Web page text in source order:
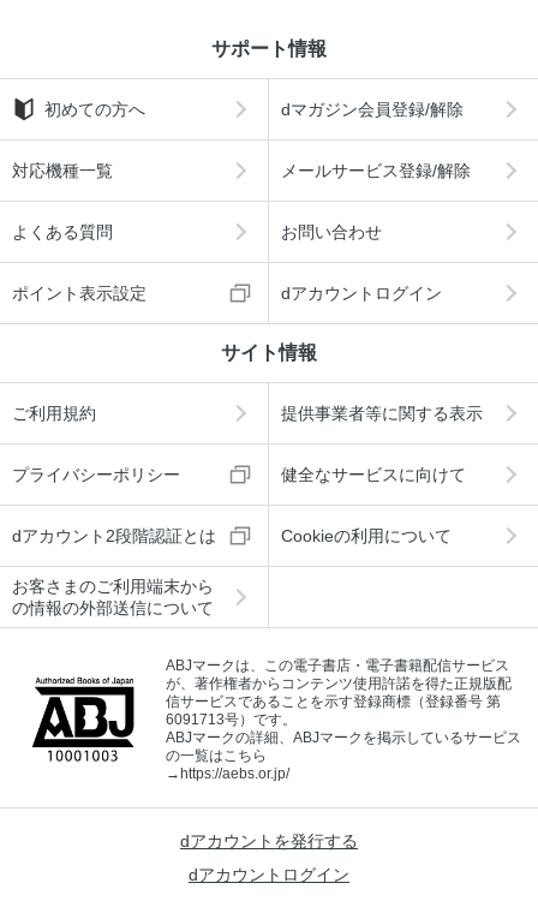
サポート情報
初めての方へ dマガジン会員登録/解除
対応機種一覧 メールサービス登録/解除
よくある質問 お問い合わせ
ポイント表示設定 dアカウントログイン
サイト情報
ご利用規約 提供事業者等に関する表示
プライバシーポリシー 健全なサービスに向けて
dアカウント2段階認証とは Cookieの利用について
お客さまのご利用端末から
の情報の外部送信について
ABJマークは、この電子書店・電子書籍配信サービス
が、著作権者からコンテンツ使用許諾を得た正規版配
信サービスであることを示す登録商標（登録番号 第
6091713号）です。
ABJマークの詳細、ABJマークを掲示しているサービス
の一覧はこちら
→https://aebs.or.jp/
dアカウントを発行する
dアカウントログイン